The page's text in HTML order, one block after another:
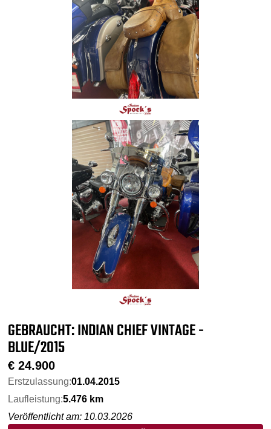
GEBRAUCHT: INDIAN CHIEF VINTAGE -
BLUE/2015
€24.900
Erstzulassung:01.04.2015
Laufleistung:5.476 km
Veröffentlicht am: 10.03.2026